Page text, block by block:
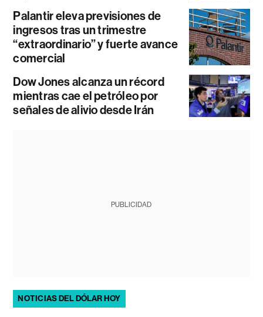
Palantir eleva previsiones de
ingresos tras un trimestre
“extraordinario” y fuerte avance
comercial
Dow Jones alcanza un récord
mientras cae el petróleo por
señales de alivio desde Irán
PUBLICIDAD
NOTICIAS DEL DÓLAR HOY